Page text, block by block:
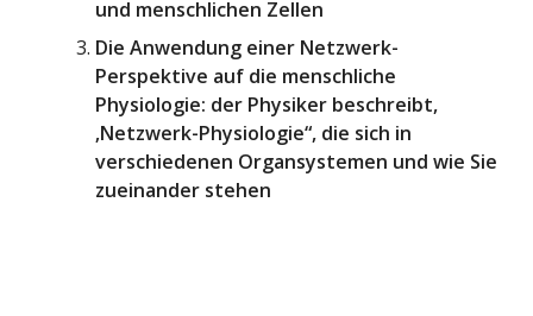
und menschlichen Zellen
Die Anwendung einer Netzwerk-
Perspektive auf die menschliche
Physiologie: der Physiker beschreibt,
‚Netzwerk-Physiologie“, die sich in
verschiedenen Organsystemen und wie Sie
zueinander stehen